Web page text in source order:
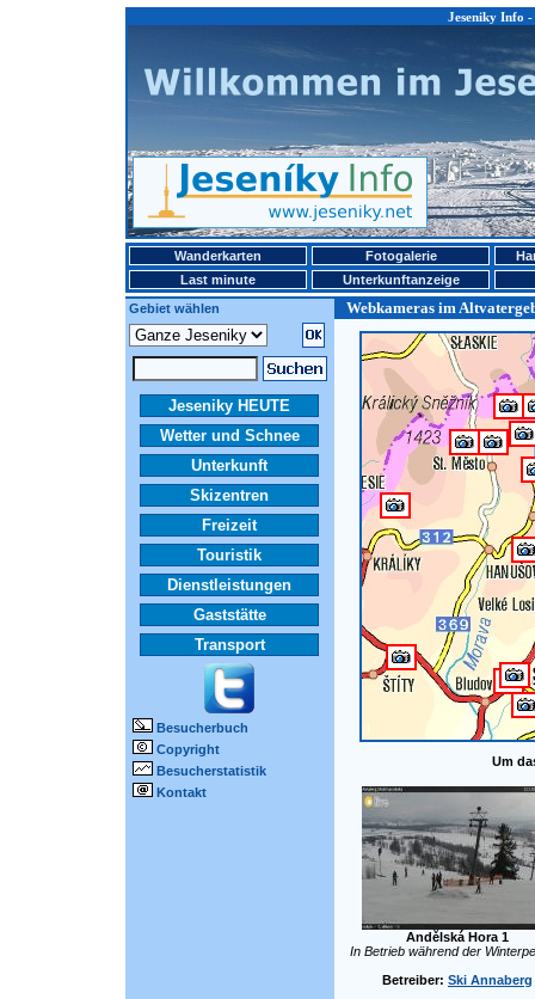
Jeseniky Info
Wanderkarten Fotogalerie
Last minute
Unterkunftanzeige
Gebiet wählen
Webkameras im
Jeseniky HEUTE
Wetter und Schnee
Unterkunft
Skizentren
Freizeit
Touristik
Dienstleistungen
Gaststätte
Transport
Besucherbuch
Copyright
Besucherstatistik
Kontakt
Um
Andělská Hora 1
In Betrieb während der
Betreiber: Ski Annaberg